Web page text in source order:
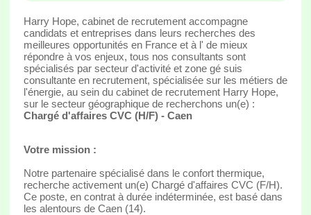
Harry Hope, cabinet de recrutement accompagne
candidats et entreprises dans leurs recherches des
meilleures opportunités en France et à l' de mieux
répondre à vos enjeux, tous nos consultants sont
spécialisés par secteur d'activité et zone gé suis
consultante en recrutement, spécialisée sur les métiers de
l'énergie, au sein du cabinet de recrutement Harry Hope,
sur le secteur géographique de recherchons un(e) :
Chargé d'affaires CVC (H/F) - Caen
Votre mission :
Notre partenaire spécialisé dans le confort thermique,
recherche activement un(e) Chargé d'affaires CVC (F/H).
Ce poste, en contrat à durée indéterminée, est basé dans
les alentours de Caen (14).